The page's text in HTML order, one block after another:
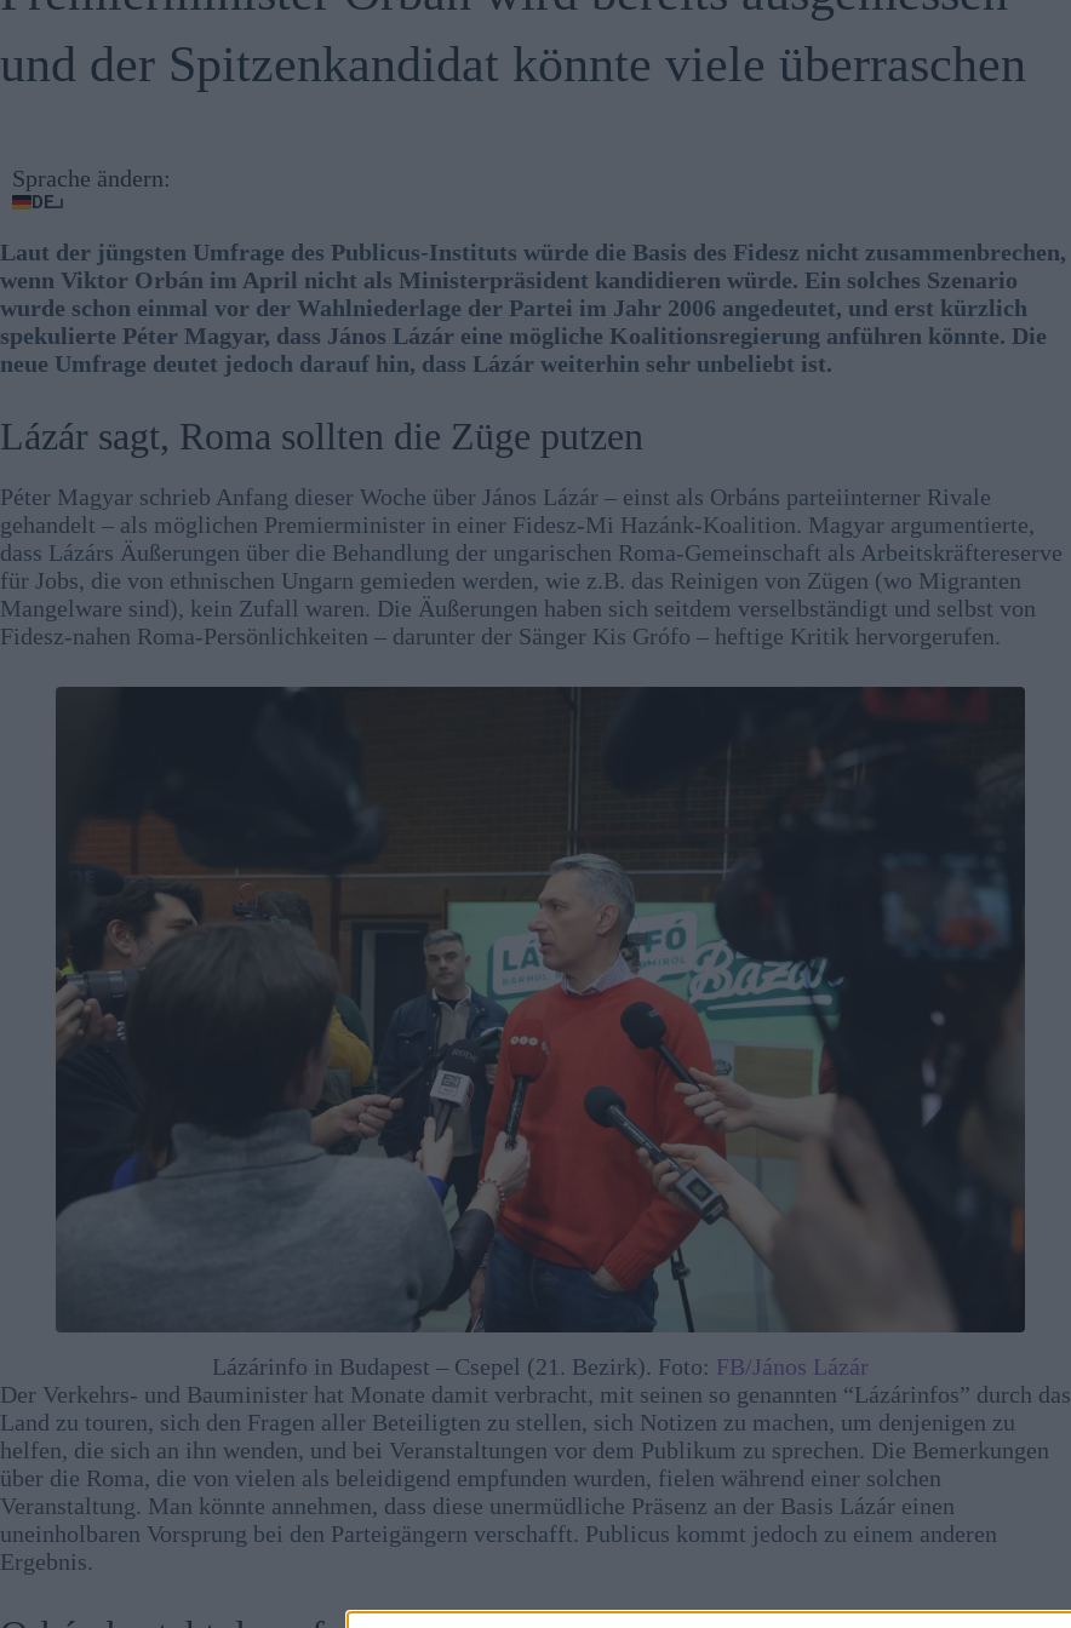
und der Spitzenkandidat könnte viele überraschen
Sprache ändern:
DE
Laut der jüngsten Umfrage des Publicus-Instituts würde die Basis des Fidesz nicht zusammenbrechen,
wenn Viktor Orbán im April nicht als Ministerpräsident kandidieren würde. Ein solches Szenario
wurde schon einmal vor der Wahlniederlage der Partei im Jahr 2006 angedeutet, und erst kürzlich
spekulierte Péter Magyar, dass János Lázár eine mögliche Koalitionsregierung anführen könnte. Die
neue Umfrage deutet jedoch darauf hin, dass Lázár weiterhin sehr unbeliebt ist.
Lázár sagt, Roma sollten die Züge putzen
Péter Magyar schrieb Anfang dieser Woche über János Lázár – einst als Orbáns parteiinterner Rivale
gehandelt – als möglichen Premierminister in einer Fidesz-Mi Hazánk-Koalition. Magyar argumentierte,
dass Lázárs Äußerungen über die Behandlung der ungarischen Roma-Gemeinschaft als Arbeitskräftereserve
für Jobs, die von ethnischen Ungarn gemieden werden, wie z.B. das Reinigen von Zügen (wo Migranten
Mangelware sind), kein Zufall waren. Die Äußerungen haben sich seitdem verselbständigt und selbst von
Fidesz-nahen Roma-Persönlichkeiten – darunter der Sänger Kis Grófo – heftige Kritik hervorgerufen.
Lázárinfo in Budapest – Csepel (21. Bezirk). Foto: FB/János Lázár
Der Verkehrs- und Bauminister hat Monate damit verbracht, mit seinen so genannten “Lázárinfos” durch das
Land zu touren, sich den Fragen aller Beteiligten zu stellen, sich Notizen zu machen, um denjenigen zu
helfen, die sich an ihn wenden, und bei Veranstaltungen vor dem Publikum zu sprechen. Die Bemerkungen
über die Roma, die von vielen als beleidigend empfunden wurden, fielen während einer solchen
Veranstaltung. Man könnte annehmen, dass diese unermüdliche Präsenz an der Basis Lázár einen
uneinholbaren Vorsprung bei den Parteigängern verschafft. Publicus kommt jedoch zu einem anderen
Ergebnis.